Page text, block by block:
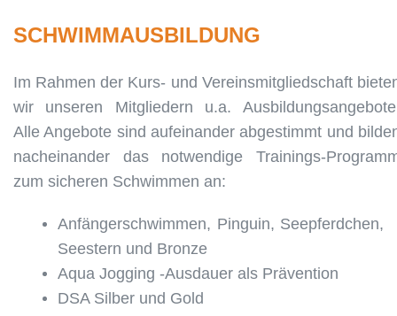
SCHWIMMAUSBILDUNG
Im Rahmen der Kurs- und Vereinsmitgliedschaft
wir unseren Mitgliedern u.a.
Alle Angebote sind aufeinander abgestimmt und
nacheinander das notwendige Trainings-
zum sicheren Schwimmen an:
Anfängerschwimmen, Pinguin, Seepferdchen,
Seestern und Bronze
Aqua Jogging -Ausdauer als Prävention
DSA Silber und Gold